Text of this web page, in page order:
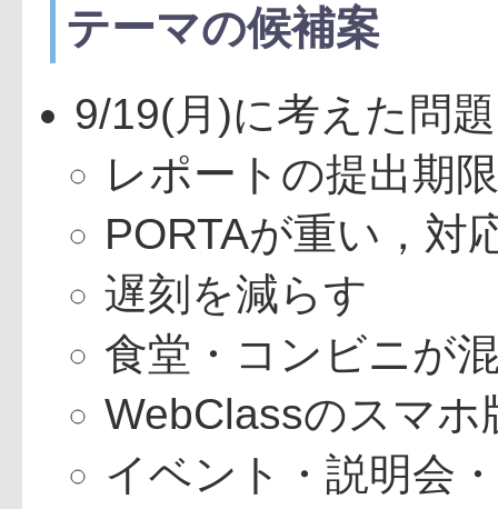
テーマの候補案
9/19(月)に考えた問
レポートの提出期
PORTAが重い，対
遅刻を減らす
食堂・コンビニが
WebClassのスマホ
イベント・説明会